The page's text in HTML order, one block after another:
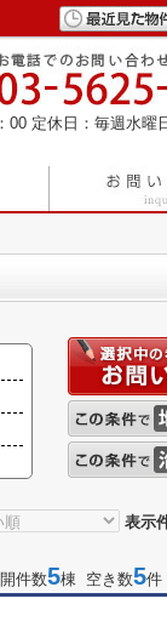
00 定休日：毎週水曜
表示
件数5棟 空き数5件